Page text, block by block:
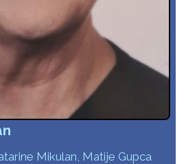
Mikulan, Matije Gupca